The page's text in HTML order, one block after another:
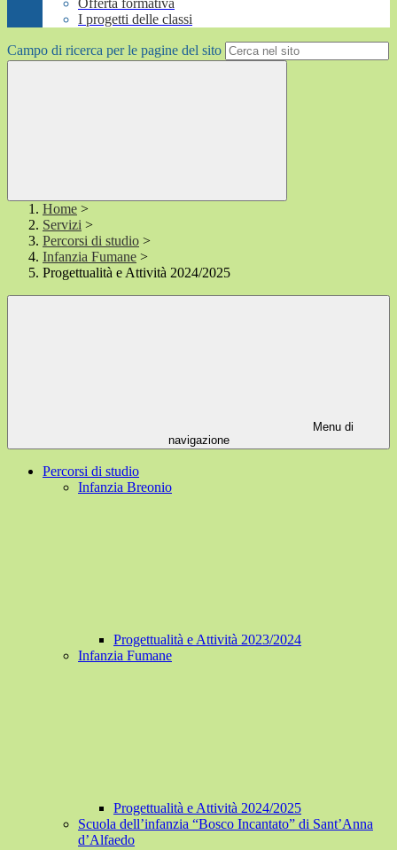
Offerta formativa
I progetti delle classi
Campo di ricerca per le pagine del sito
Home >
Servizi >
Percorsi di studio >
Infanzia Fumane >
Progettualità e Attività 2024/2025
Menu di
navigazione
Percorsi di studio
Infanzia Breonio
Progettualità e Attività 2023/2024
Infanzia Fumane
Progettualità e Attività 2024/2025
Scuola dell’infanzia “Bosco Incantato” di Sant’Anna
d’Alfaedo